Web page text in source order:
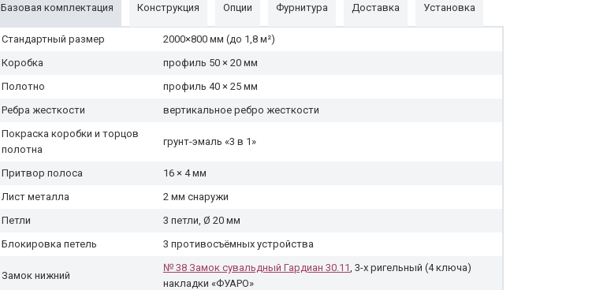
Базовая комплектация Конструкция Опции Фурнитура Доставка Установка
Стандартный размер
2000×800 мм (до 1,8 м²)
Коробка
профиль 50 × 20 мм
Полотно
профиль 40 × 25 мм
Ребра жесткости
вертикальное ребро жесткости
Покраска коробки и торцов
полотна
грунт-эмаль «3 в 1»
Притвор полоса
16 × 4 мм
Лист металла
2 мм снаружи
Петли
3 петли, Ø 20 мм
Блокировка петель
3 противосъёмных устройства
Замок нижний
№ 38 Замок сувальдный Гардиан 30.11 , 3-х ригельный (4 ключа)
накладки «ФУАРО»